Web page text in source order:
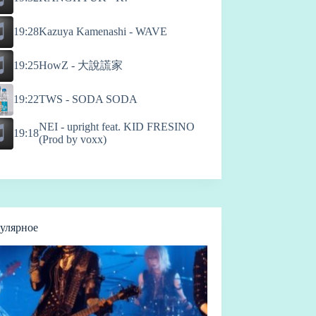
19:28Kazuya Kamenashi - WAVE
19:25HowZ - 大說謊家
19:22TWS - SODA SODA
19:18
NEI - upright feat. KID FRESINO
(Prod by voxx)